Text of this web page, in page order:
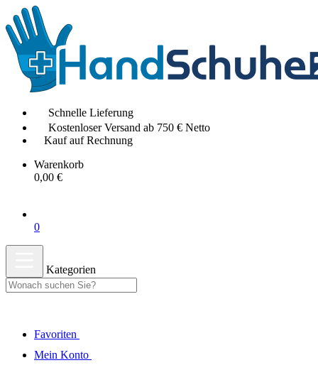
Schnelle Lieferung
Kostenloser Versand ab 750 € Netto
Kauf auf Rechnung
Warenkorb
0,00 €
0
Kategorien
Favoriten
Mein Konto